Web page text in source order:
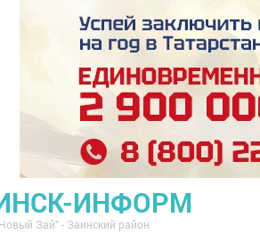
ИНФОРМ
Зай" - Заинский район